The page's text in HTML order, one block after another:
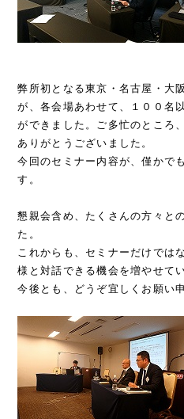
弊所初となる東京・名古屋・大
が、各会場あわせて、１００名
ができました。ご多忙のところ
ありがとうございました。
今回のセミナー内容が、僅かで
す。
懇親会含め、たくさんの方々と
た。
これからも、セミナーだけでは
様と対話できる機会を増やせて
今後とも、どうぞ宜しくお願い